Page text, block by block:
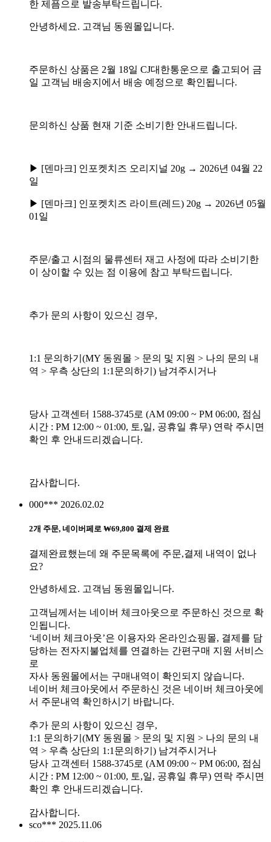
한 제픔으로 발송부탁드립니다.
안녕하세요. 고객님 동원몰입니다.
주문하신 상품은 2월 18일 CJ대한통운으로 출고되어 금
일 고객님 배송지에서 배송 예정으로 확인됩니다.
문의하신 상품 현재 기준 소비기한 안내드립니다.
▶ [덴마크] 인포켓치즈 오리지널 20g → 2026년 04월 22
일
▶ [덴마크] 인포켓치즈 라이트(레드) 20g → 2026년 05월
01일
주문/출고 시점의 물류센터 재고 사정에 따라 소비기한
이 상이할 수 있는 점 이용에 참고 부탁드립니다.
추가 문의 사항이 있으신 경우,
1:1 문의하기(MY 동원몰 > 문의 및 지원 > 나의 문의 내
역 > 우측 상단의 1:1문의하기) 남겨주시거나
당사 고객센터 1588-3745로 (AM 09:00 ~ PM 06:00, 점심
시간 : PM 12:00 ~ 01:00, 토,일, 공휴일 휴무) 연락 주시면
확인 후 안내드리겠습니다.
감사합니다.
000*** 2026.02.02
2개 주문, 네이버페로 ₩69,800 결제 완료
결제완료했는데 왜 주문목록에 주문,결제 내역이 없나
요?
안녕하세요. 고객님 동원몰입니다.
고객님께서는 네이버 체크아웃으로 주문하신 것으로 확
인됩니다.
‘네이버 체크아웃’은 이용자와 온라인쇼핑몰, 결제를 담
당하는 전자지불업체를 연결하는 간편구매 지원 서비스
로
자사 동원몰에서는 구매내역이 확인되지 않습니다.
네이버 체크아웃에서 주문하신 것은 네이버 체크아웃에
서 주문내역 확인하시기 바랍니다.
추가 문의 사항이 있으신 경우,
1:1 문의하기(MY 동원몰 > 문의 및 지원 > 나의 문의 내
역 > 우측 상단의 1:1문의하기) 남겨주시거나
당사 고객센터 1588-3745로 (AM 09:00 ~ PM 06:00, 점심
시간 : PM 12:00 ~ 01:00, 토,일, 공휴일 휴무) 연락 주시면
확인 후 안내드리겠습니다.
감사합니다.
sco*** 2025.11.06